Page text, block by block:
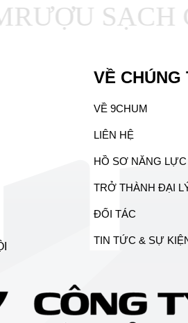
SẠCH
VỀ CHÚNG
VỀ 9CHUM
LIÊN HỆ
HỒ SƠ NĂNG LỰC
TRỞ THÀNH ĐẠI
ĐỐI TÁC
TIN TỨC & SỰ